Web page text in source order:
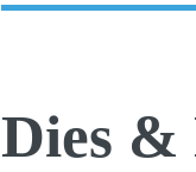
Dies &